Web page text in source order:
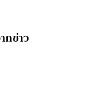
กข่าว